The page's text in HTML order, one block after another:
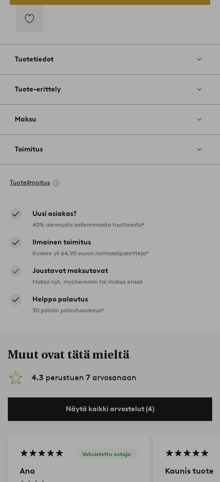
suosikkeihin
Tuotetiedot
Tuote-erittely
Maksu
Toimitus
Tuoteilmoitus
Uusi asiakas?
40% alennusta kalleimmasta tuotteesta*
Ilmainen toimitus
Koskee yli 64,90 euron normaalipaketteja*
Joustavat maksutavat
Maksa nyt, myöhemmin tai maksa erissä
Helppo palautus
30 päivän palautusoikeus*
Muut ovat tätä mieltä
4.3 perustuen 7 arvosanaan
Näytä kaikki arvostelut (4)
Vahvistettu ostaja
Ana Kaunis tuote